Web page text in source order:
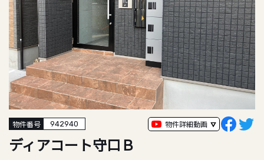
物件番号 942940 物件詳細動画
ディアコート守口Ｂ